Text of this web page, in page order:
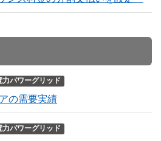
力パワーグリッド
の需要実績
力パワーグリッド